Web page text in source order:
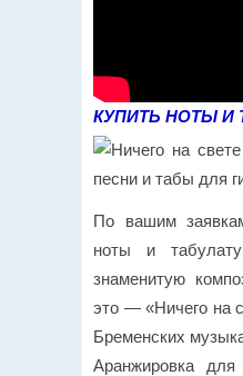
КУПИТЬ НОТЫ И
По вашим
ноты и
знаменитую
это — «Ничего на
Бременских
Аранжировка для